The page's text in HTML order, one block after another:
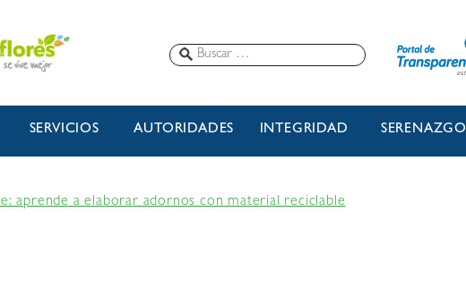
SERVICIOS AUTORIDADES INTEGRIDAD SERENAZGO
aprende a elaborar adornos con material reciclable